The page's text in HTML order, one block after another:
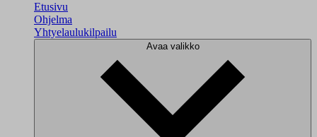
Etusivu
Ohjelma
Yhtyelaulukilpailu
Avaa valikko